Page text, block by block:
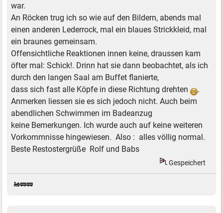
war.
An Röcken trug ich so wie auf den Bildern, abends mal
einen anderen Lederrock, mal ein blaues Strickkleid, mal
ein braunes gemeinsam.
Offensichtliche Reaktionen innen keine, draussen kam
öfter mal: Schick!. Drinn hat sie dann beobachtet, als ich
durch den langen Saal am Buffet flanierte,
dass sich fast alle Köpfe in diese Richtung drehten
.
Anmerken liessen sie es sich jedoch nicht. Auch beim
abendlichen Schwimmen im Badeanzug
keine Bemerkungen. Ich wurde auch auf keine weiteren
Vorkommnisse hingewiesen. Also : alles völlig normal.
Beste Restostergrüße Rolf und Babs
Gespeichert
🚂🚃🚃